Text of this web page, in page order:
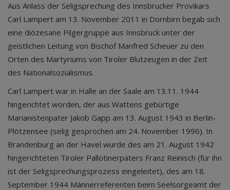
Aus Anlass der Seligsprechung des Innsbrucker Provikars
Carl Lampert am 13. November 2011 in Dornbirn begab sich
eine diözesane Pilgergruppe aus Innsbruck unter der
geistlichen Leitung von Bischof Manfred Scheuer zu den
Orten des Martyriums von Tiroler Blutzeugen in der Zeit
des Nationalsozialismus.
Carl Lampert war in Halle an der Saale am 13.11. 1944
hingerichtet worden, der aus Wattens gebürtige
Marianistenpater Jakob Gapp am 13. August 1943 in Berlin-
Plötzensee (selig gesprochen am 24. November 1996). In
Brandenburg an der Havel wurde des am 21. August 1942
hingerichteten Tiroler Pallotinerpaters Franz Reinisch (für ihn
ist der Seligsprechungsprozess eingeleitet), des am 18.
September 1944 Männerreferenten beim Seelsorgeamt der